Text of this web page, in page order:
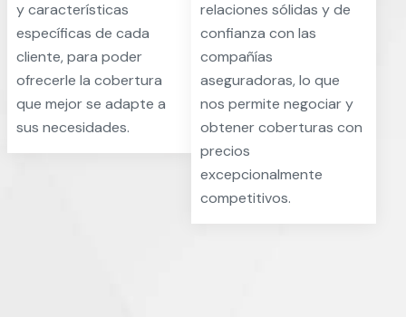
y características
específicas de cada
cliente, para poder
ofrecerle la cobertura
que mejor se adapte a
sus necesidades.
relaciones sólidas y de
confianza con las
compañías
aseguradoras, lo que
nos permite negociar y
obtener coberturas con
precios
excepcionalmente
competitivos.